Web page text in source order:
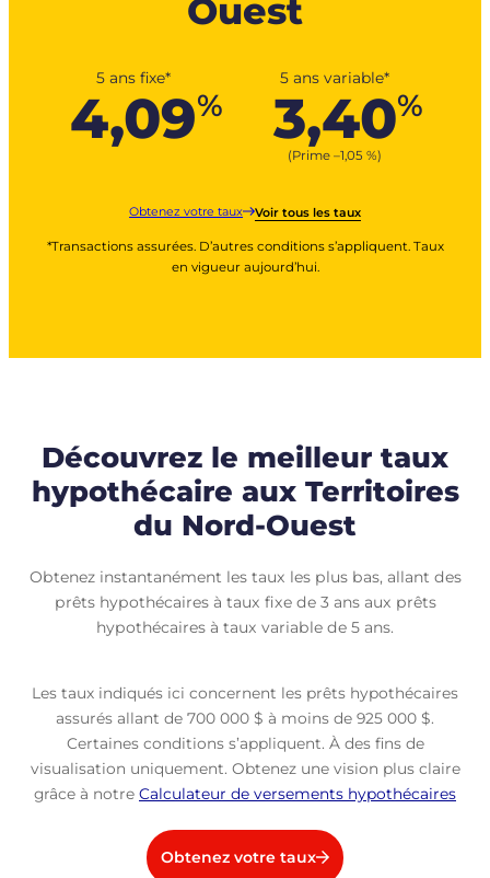
Ouest
5 ans fixe*
4,09%
5 ans variable*
3,40%
(Prime –1,05 %)
Obtenez votre taux Voir tous les taux
*Transactions assurées. D’autres conditions s’appliquent. Taux
en vigueur aujourd’hui.
Découvrez le meilleur taux
hypothécaire aux Territoires
du Nord-Ouest
Obtenez instantanément les taux les plus bas, allant des
prêts hypothécaires à taux fixe de 3 ans aux prêts
hypothécaires à taux variable de 5 ans.
Les taux indiqués ici concernent les prêts hypothécaires
assurés allant de 700 000 $ à moins de 925 000 $.
Certaines conditions s’appliquent. À des fins de
visualisation uniquement. Obtenez une vision plus claire
grâce à notre Calculateur de versements hypothécaires
Obtenez votre taux